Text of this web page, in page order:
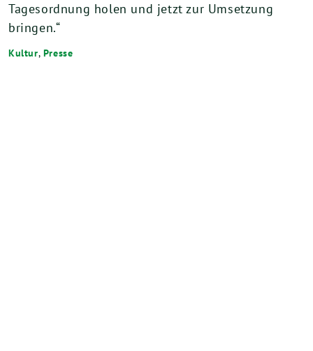
Tages­ord­nung holen und jetzt zur Umset­zung
bringen.“
Kultur, Presse